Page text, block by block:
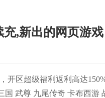
,新出的网页游戏
开区超级福利返利高达
武尊 九尾传奇 卡布西游